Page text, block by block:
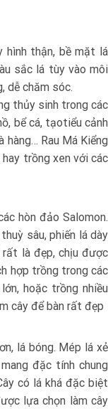
thận, bề mặt lá
sắc lá tùy vào môi
dễ chăm sóc.
thủy sinh trong các
bể cá, tạotiểu cảnh
Rau Má Kiểng
trồng xen với các
hòn đảo Salomon.
sâu, phiến lá dày
rất là đẹp, chịu được
hợp trồng trong các
hoặc trồng nhiều
cây để bàn rất đẹp
lá bóng. Mép lá xẻ
đặc tính chung
có lá khá đặc biệt
lựa chọn làm cây